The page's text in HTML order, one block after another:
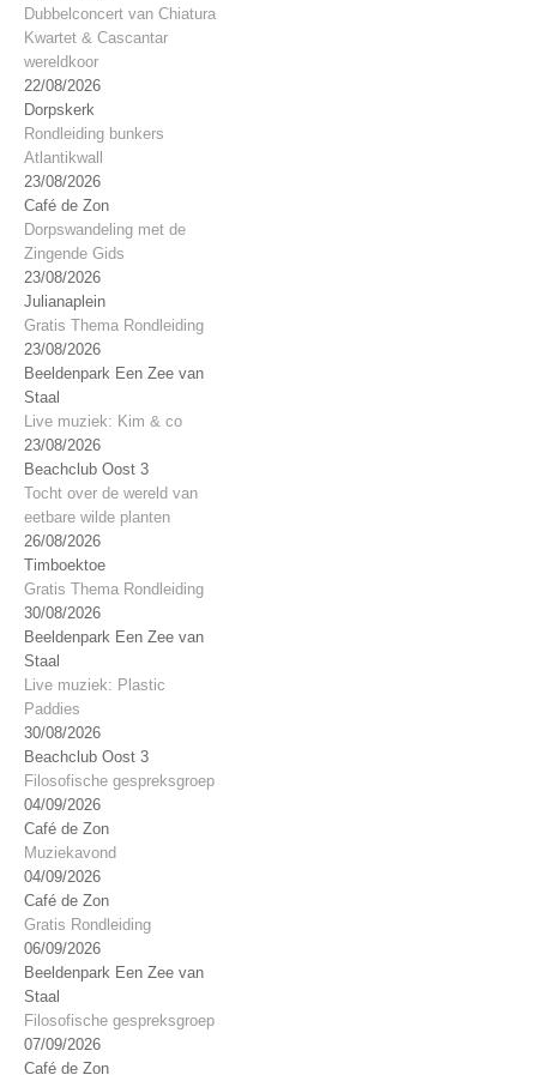
Dubbelconcert van Chiatura
Kwartet & Cascantar
wereldkoor
22/08/2026
Dorpskerk
Rondleiding bunkers
Atlantikwall
23/08/2026
Café de Zon
Dorpswandeling met de
Zingende Gids
23/08/2026
Julianaplein
Gratis Thema Rondleiding
23/08/2026
Beeldenpark Een Zee van
Staal
Live muziek: Kim & co
23/08/2026
Beachclub Oost 3
Tocht over de wereld van
eetbare wilde planten
26/08/2026
Timboektoe
Gratis Thema Rondleiding
30/08/2026
Beeldenpark Een Zee van
Staal
Live muziek: Plastic
Paddies
30/08/2026
Beachclub Oost 3
Filosofische gespreksgroep
04/09/2026
Café de Zon
Muziekavond
04/09/2026
Café de Zon
Gratis Rondleiding
06/09/2026
Beeldenpark Een Zee van
Staal
Filosofische gespreksgroep
07/09/2026
Café de Zon